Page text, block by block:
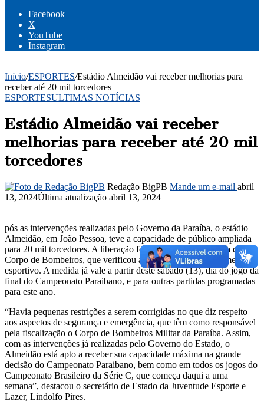
Facebook
X
YouTube
Instagram
Início/ESPORTES/Estádio Almeidão vai receber melhorias para
receber até 20 mil torcedores
ESPORTESULTIMAS NOTÍCIAS
Estádio Almeidão vai receber
melhorias para receber até 20 mil
torcedores
Redação BigPB Mande um e-mail abril
13, 2024Última atualização abril 13, 2024
pós as intervenções realizadas pelo Governo da Paraíba, o estádio
Almeidão, em João Pessoa, teve a capacidade de público ampliada
para 20 mil torcedores. A liberação foi realizada após vistoria do
Corpo de Bombeiros, que verificou as condições do equipamento
esportivo. A medida já vale a partir deste sábado (13), dia do jogo da
final do Campeonato Paraibano, e para outras partidas programadas
para este ano.
“Havia pequenas restrições a serem corrigidas no que diz respeito
aos aspectos de segurança e emergência, que têm como responsável
pela fiscalização o Corpo de Bombeiros Militar da Paraíba. Assim,
com as intervenções já realizadas pelo Governo do Estado, o
Almeidão está apto a receber sua capacidade máxima na grande
decisão do Campeonato Paraibano, bem como em todos os jogos do
Campeonato Brasileiro da Série C, que começa daqui a uma
semana”, destacou o secretário de Estado da Juventude Esporte e
Lazer, Lindolfo Pires.